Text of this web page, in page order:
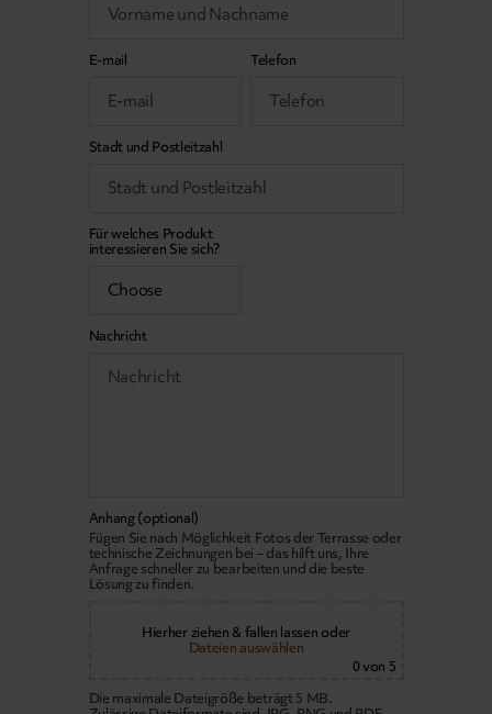
E-mail Telefon
Stadt und Postleitzahl
Für welches Produkt
interessieren Sie sich?
Nachricht
Anhang (optional)
Fügen Sie nach Möglichkeit Fotos der Terrasse oder
technische Zeichnungen bei – das hilft uns, Ihre
Anfrage schneller zu bearbeiten und die beste
Lösung zu finden.
Hierher ziehen & fallen lassen oder
Dateien auswählen
0von 5
Die maximale Dateigröße beträgt 5 MB.